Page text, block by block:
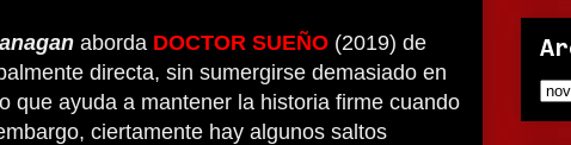
aborda DOCTOR SUEÑO (2019) de
directa, sin sumergirse demasiado en
que ayuda a mantener la historia firme cuando
ciertamente hay algunos saltos